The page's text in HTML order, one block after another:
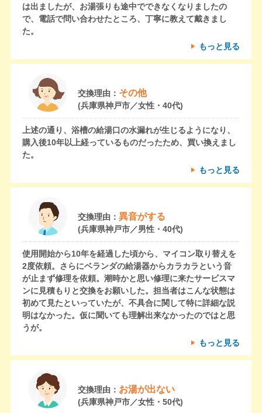
は出ましたが、お湯張りも途中でできなくなりましたの
で、電話で問い合わせたところ、丁寧に教えて戴きまし
た。
もっと見る
交換理由： その他
(兵庫県神戸市／女性・40代)
上述の通り、浴槽の給湯口の水漏れが生じるようになり、
購入後10年以上経っているものだったため、買い換えまし
た。
もっと見る
交換理由： 異音がする
(兵庫県神戸市／男性・40代)
使用開始から10年を経過した頃から、マイコン取り替えを
2度依頼。さらにベランダの給湯器からカラカラという音
が止まず修理を依頼。潮時かと思い修理に来たサービスマ
ンに見積もりと交換をお願いした。担当者はこんな状態は
初めて見たといっていたが、不具合に関して特に詳細な説
明はなかった。仮に聞いても理解出来なかったのではと思
うが。
もっと見る
交換理由： お湯が出ない
(兵庫県神戸市／女性・50代)